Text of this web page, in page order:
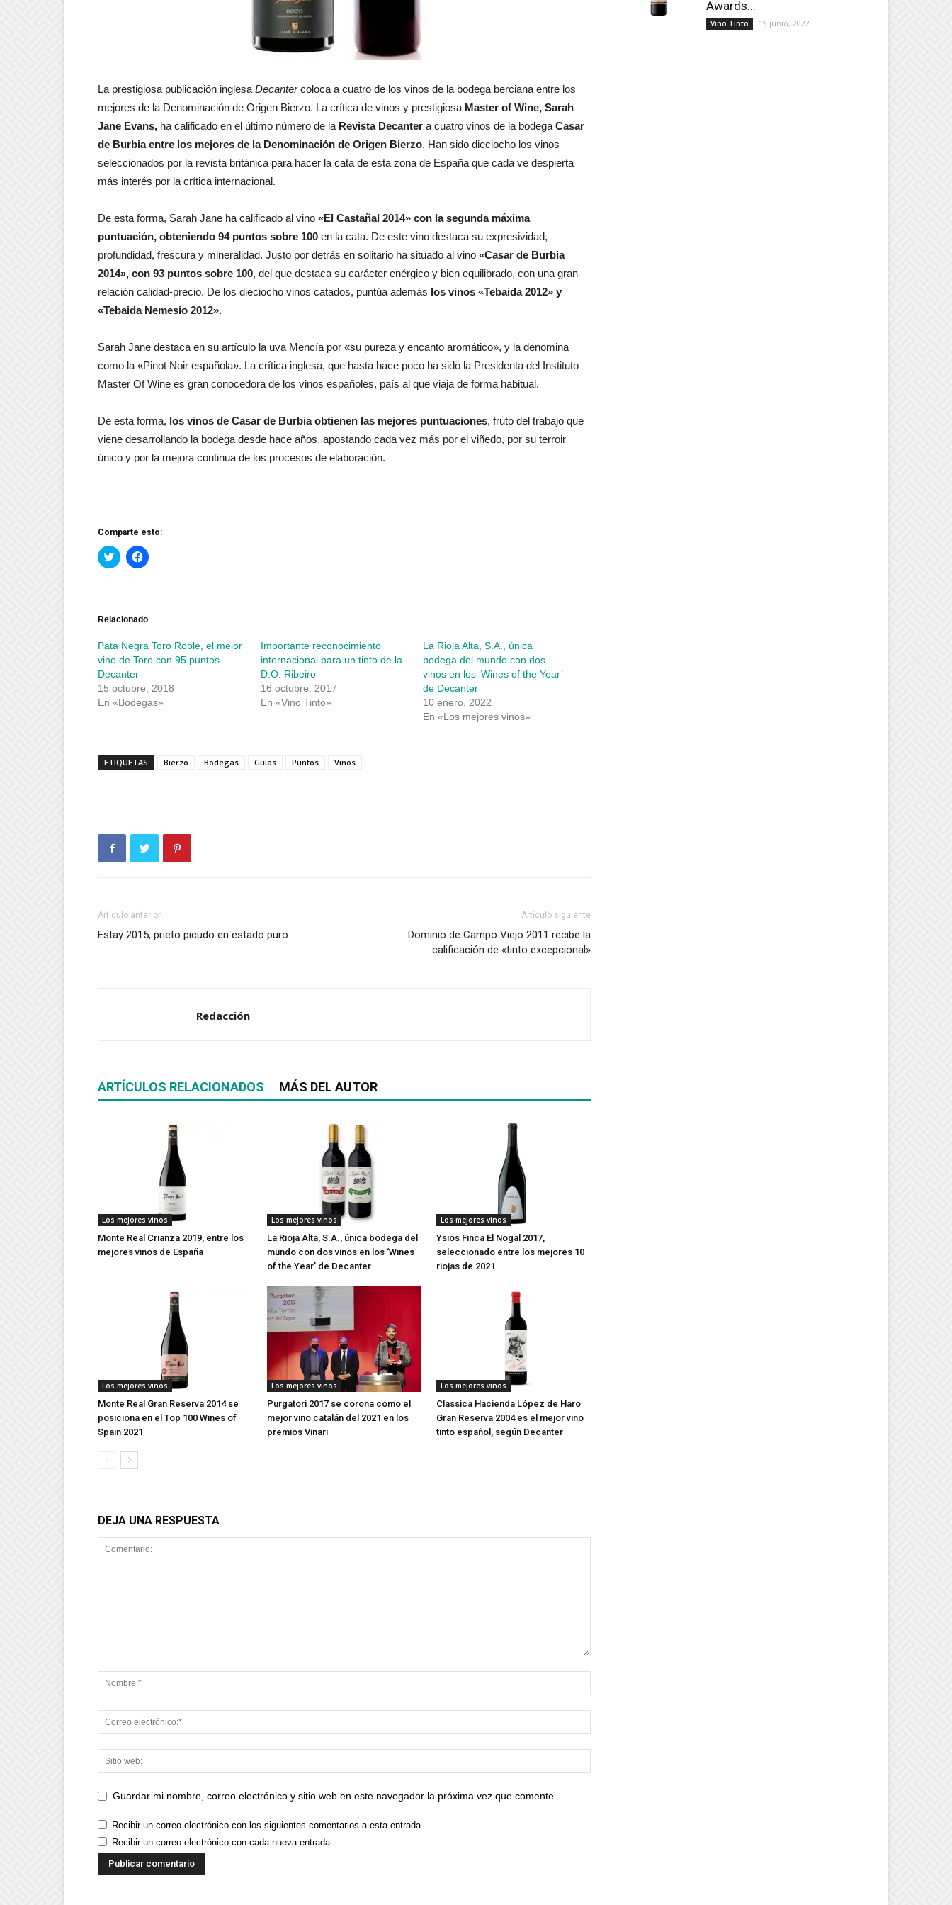
La prestigiosa publicación inglesaDecantercoloca a cuatro de los vinos de la bodega berciana entre los
mejores de la Denominación de Origen Bierzo. La crítica de vinos y prestigiosa Master of Wine, Sarah
Jane Evans, ha calificado en el último número de la Revista Decanter a cuatro vinos de la bodegaCasar
de Burbia entre los mejores de la Denominación de Origen Bierzo. Han sido dieciocho los vinos
seleccionados por la revista británica para hacer la cata de esta zona de España que cada ve despierta
más interés por la crítica internacional.
De esta forma, Sarah Jane ha calificado al vino «El Castañal 2014» con la segunda máxima
puntuación, obteniendo 94 puntos sobre 100 en la cata. De este vino destaca su expresividad,
profundidad, frescura y mineralidad. Justo por detrás en solitario ha situado al vino «Casar de Burbia
2014», con 93 puntos sobre 100, del que destaca su carácter enérgico y bien equilibrado, con una gran
relación calidad-precio. De los dieciocho vinos catados, puntúa además los vinos «Tebaida 2012» y
«Tebaida Nemesio 2012».
Sarah Jane destaca en su artículo la uva Mencía por «su pureza y encanto aromático», y la denomina
como la «Pinot Noir española». La crítica inglesa, que hasta hace poco ha sido la Presidenta del Instituto
Master Of Wine es gran conocedora de los vinos españoles, país al que viaja de forma habitual.
De esta forma, los vinos de Casar de Burbia obtienen las mejores puntuaciones, fruto del trabajo que
viene desarrollando la bodega desde hace años, apostando cada vez más por el viñedo, por su terroir
único y por la mejora continua de los procesos de elaboración.
Comparte esto:
Haz
clic
Twitter
abre
ventana
nueva)
Haz
clic
Facebook
abre
ventana
nueva)
Relacionado
Pata Negra Toro Roble, el mejor
vino de Toro con 95 puntos
Decanter
15 octubre, 2018
En «Bodegas»
Importante reconocimiento
internacional para un tinto de la
D.O. Ribeiro
16 octubre, 2017
En «Vino Tinto»
La Rioja Alta, S.A., única
bodega del mundo con dos
vinos en los ‘Wines of the Year’
de Decanter
10 enero, 2022
En «Los mejores vinos»
ETIQUETAS Bierzo Bodegas Guías Puntos Vinos
Artículo anterior
Estay 2015, prieto picudo en estado puro
Artículo siguiente
Dominio de Campo Viejo 2011 recibe la
calificación de «tinto excepcional»
Redacción
ARTÍCULOS RELACIONADOS MÁS DEL AUTOR
Los mejores vinos
Monte Real Crianza 2019, entre los
mejores vinos de España
Los mejores vinos
La Rioja Alta, S.A., única bodega del
mundo con dos vinos en los ‘Wines
of the Year’ de Decanter
Los mejores vinos
Ysios Finca El Nogal 2017,
seleccionado entre los mejores 10
riojas de 2021
Los mejores vinos
Monte Real Gran Reserva 2014 se
posiciona en el Top 100 Wines of
Spain 2021
Los mejores vinos
Purgatori 2017 se corona como el
mejor vino catalán del 2021 en los
premios Vinari
Los mejores vinos
Classica Hacienda López de Haro
Gran Reserva 2004 es el mejor vino
tinto español, según Decanter
DEJA UNA RESPUESTA
Guardar mi nombre, correo electrónico y sitio web en este navegador la próxima vez que comente.
Recibir un correo electrónico con los siguientes comentarios a esta entrada.
Recibir un correo electrónico con cada nueva entrada.
Awards...
Vino Tinto 19 junio, 2022